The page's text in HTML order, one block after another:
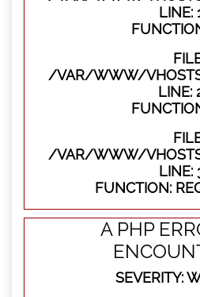
LINE:
/VAR/WWW/
LINE:
/VAR/WWW/
LINE:
FUNCTION:
A PHP
SEVERITY: